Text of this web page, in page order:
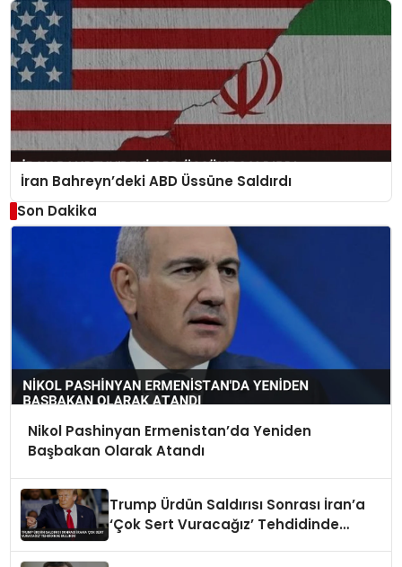
İran Bahreyn’deki ABD Üssüne Saldırdı
Son Dakika
Nikol Pashinyan Ermenistan’da Yeniden
Başbakan Olarak Atandı
Trump Ürdün Saldırısı Sonrası İran’a
‘Çok Sert Vuracağız’ Tehdidinde